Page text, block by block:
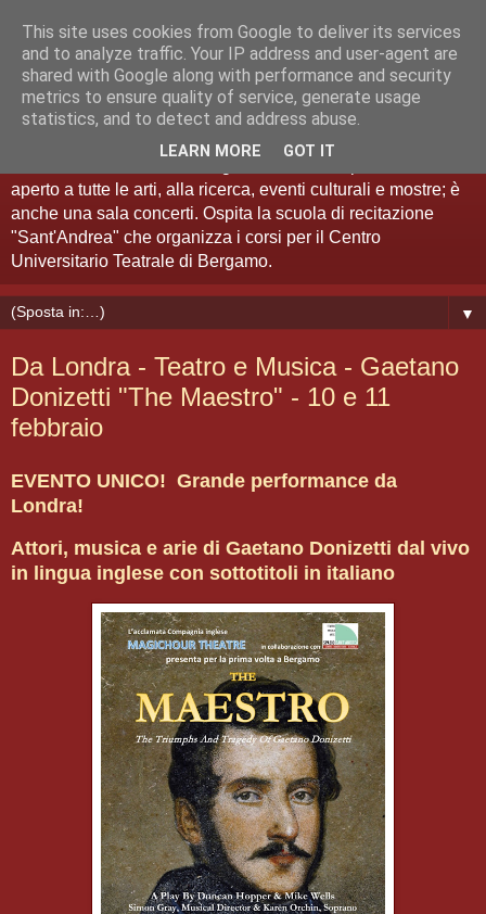
Teatro Sant'Andrea Bergamo
Spazio Artistico
aperto a tutte le arti, alla ricerca, eventi culturali e mostre; è
anche una sala concerti. Ospita la scuola di recitazione
"Sant'Andrea" che organizza i corsi per il Centro
Universitario Teatrale di Bergamo.
▼
Da Londra - Teatro e Musica - Gaetano
Donizetti "The Maestro" - 10 e 11
febbraio
EVENTO UNICO! Grande performance da
Londra!
Attori, musica e arie di Gaetano Donizetti dal vivo
in lingua inglese con sottotitoli in italiano
This site uses cookies from Google to deliver its services
and to analyze traffic. Your IP address and user-agent are
shared with Google along with performance and security
metrics to ensure quality of service, generate usage
statistics, and to detect and address abuse.
LEARN MORE GOT IT